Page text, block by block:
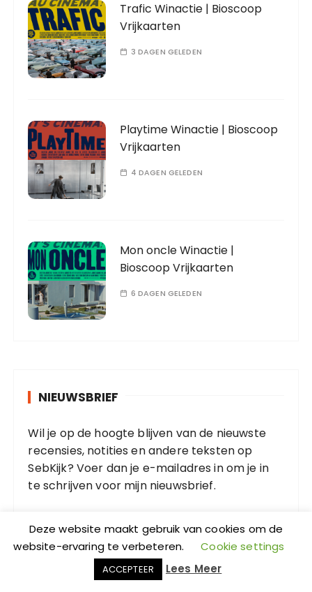
Trafic Winactie | Bioscoop
Vrijkaarten
3 DAGEN GELEDEN
Playtime Winactie | Bioscoop
Vrijkaarten
4 DAGEN GELEDEN
Mon oncle Winactie |
Bioscoop Vrijkaarten
6 DAGEN GELEDEN
NIEUWSBRIEF
Wil je op de hoogte blijven van de nieuwste
recensies, notities en andere teksten op
SebKijk? Voer dan je e-mailadres in om je in
te schrijven voor mijn nieuwsbrief.
-
m
Deze website maakt gebruik van cookies om de
website-ervaring te verbeteren.
Cookie settings
ACCEPTEER Lees Meer